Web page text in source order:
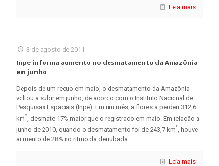
Leia mais
3 de agosto de 2011
Inpe informa aumento no desmatamento da Amazônia
em junho
Depois de um recuo em maio, o desmatamento da Amazônia
voltou a subir em junho, de acordo com o Instituto Nacional de
Pesquisas Espaciais (Inpe). Em um mês, a floresta perdeu 312,6
km²
, desmate 17% maior que o registrado em maio. Em relação a
junho de 2010, quando o desmatamento foi de 243,7 km², houve
aumento de 28% no ritmo da derrubada.
Leia mais